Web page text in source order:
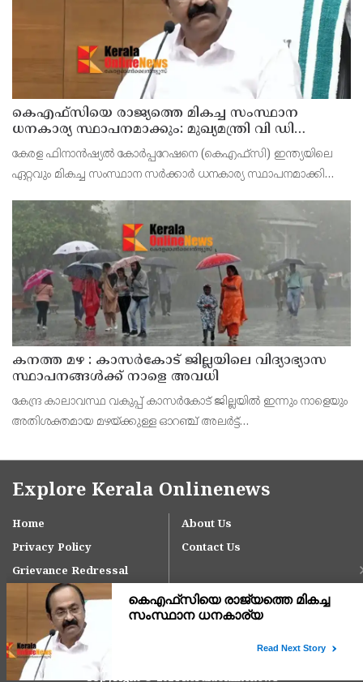
കെഎഫ്‌സിയെ രാജ്യത്തെ മികച്ച സംസ്ഥാന
ധനകാര്യ സ്ഥാപനമാക്കും: മുഖ്യമന്ത്രി വി ഡി
സതീശൻ
കേരള ഫിനാൻഷ്യൽ കോർപ്പറേഷനെ (കെഎഫ്‌സി) ഇന്ത്യയിലെ
ഏറ്റവും മികച്ച സംസ്ഥാന സർക്കാർ ധനകാര്യ സ്ഥാപനമാക്കി
ആഭിമുഖ്യത്തിൽ വിപുലീകരിച്ച 'മുഖ്യമന്ത്ര
കനത്ത മഴ : കാസർകോട് ജില്ലയിലെ വിദ്യാഭ്യാസ
സ്ഥാപനങ്ങൾക്ക് നാളെ അവധി
കേന്ദ്ര കാലാവസ്ഥ വകുപ്പ് കാസർകോട് ജില്ലയിൽ ഇന്നും നാളെയും
അതിശക്തമായ മഴയ്ക്കുള്ള ഓറഞ്ച് അലർട്ട്
പ്രൊഫഷണൽ കോളേജുകൾ ഉൾപ്പെടെയുള്ള എല്ലാ വിദ്യാഭ്യാ
Explore Kerala Onlinenews
Home
About Us
Privacy Policy
Contact Us
Grievance Redressal
Copyright © 2024 keralaonlinenews